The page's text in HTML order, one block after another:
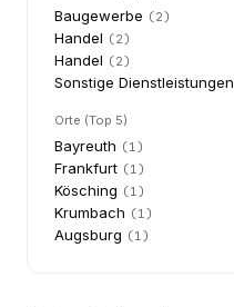
Baugewerbe (2)
Handel (2)
Handel (2)
Sonstige Dienstleistungen
Orte (Top 5)
Bayreuth (1)
Frankfurt (1)
Kösching (1)
Krumbach (1)
Augsburg (1)